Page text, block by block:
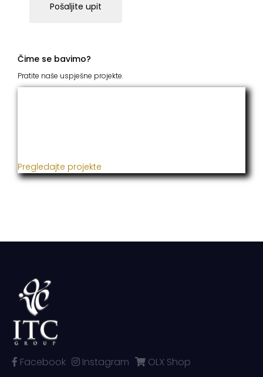
Pošaljite upit
Čime se bavimo?
Pratite naše uspješne projekte.
Pregledajte projekte
Facebook Instagram
OLX Shop